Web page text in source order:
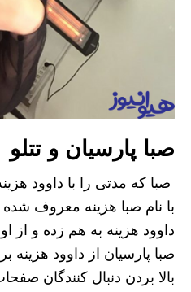
صبا پارسیان و تتلو
صبا که مدتی را با داوود
با نام صبا هزینه معروف
داوود هزینه به هم زده و از
صبا پارسیان از داوود
بالا بردن دنبال کنندگان